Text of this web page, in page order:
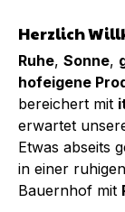
Herzlich
Ruhe, Sonne,
hofeigene
bereichert mit
erwartet
Etwas abseits
in einer
Bauernhof mit